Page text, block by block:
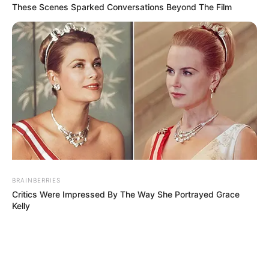
herrscht eine Atmosphäre der Fassungslosigkeit und
des Schmerzes. Matildas plötzlicher Tod lässt eine
Lücke zurück, die kaum zu fassen ist. Mit nur 15 Jahren
verkörperte sie die Hoffnung einer ganzen Sportart
und war ein leuchtendes Beispiel für Disziplin und
Leidenschaft. Ihre letzten Erfolge zeigen, wie sehr sie
sich trotz Herausforderungen weiterentwickelt hat,
doch leider wurde ihr Leben nun viel zu früh beendet.
These Scenes Sparked Conversations Beyond The Film
BRAINBERRIES
Critics Were Impressed By The Way She Portrayed Grace
Kelly